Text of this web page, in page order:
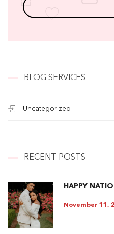
BLOG SERVICES
Uncategorized
RECENT POSTS
HAPPY
November 11,